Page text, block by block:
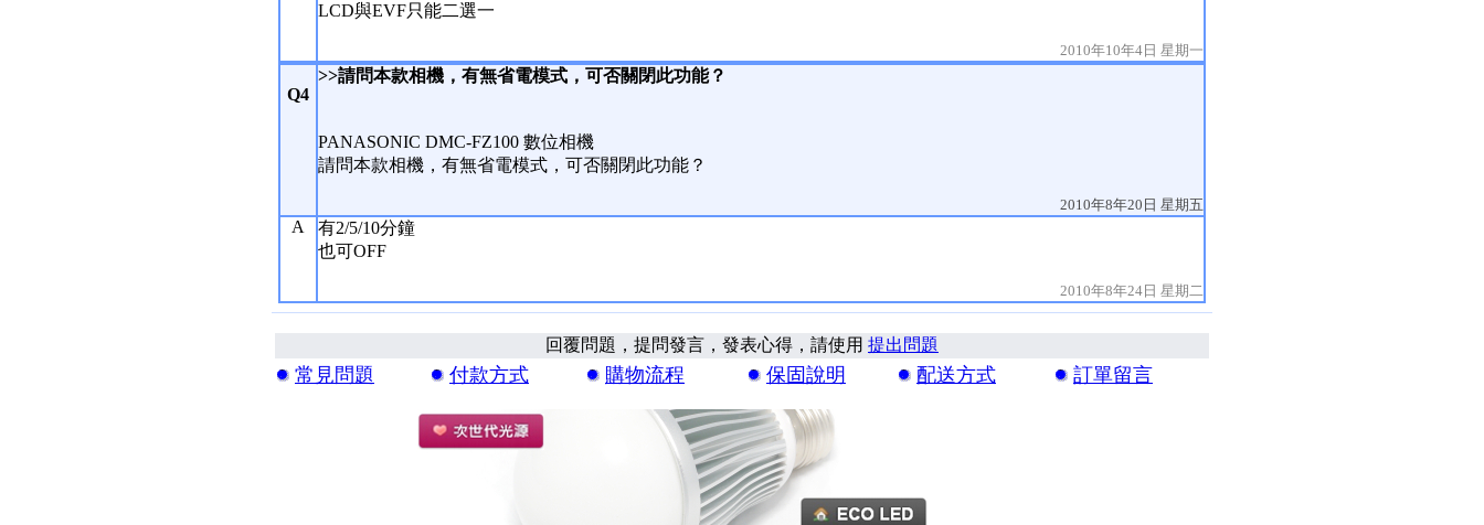
LCD與EVF只能二選一
2010年10年4日 星期一
Q4
>>請問本款相機，有無省電模式，可否關閉此功能？
PANASONIC DMC-FZ100 數位相機
請問本款相機，有無省電模式，可否關閉此功能？
2010年8年20日 星期五
A
有2/5/10分鐘
也可OFF
2010年8年24日 星期二
回覆問題，提問發言，發表心得，請使用 提出問題
常見問題 付款方式 購物流程 保固說明 配送方式 訂單留言